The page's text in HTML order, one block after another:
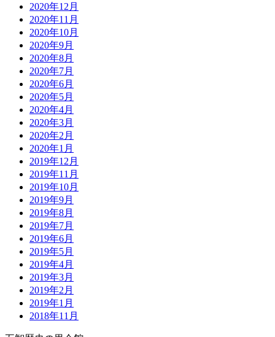
2020年12月
2020年11月
2020年10月
2020年9月
2020年8月
2020年7月
2020年6月
2020年5月
2020年4月
2020年3月
2020年2月
2020年1月
2019年12月
2019年11月
2019年10月
2019年9月
2019年8月
2019年7月
2019年6月
2019年5月
2019年4月
2019年3月
2019年2月
2019年1月
2018年11月